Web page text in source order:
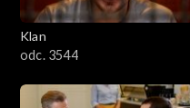
Klan
odc. 3544